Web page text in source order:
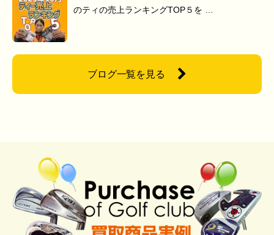
のティの売上ランキングTOP５を …
ブログ一覧を見る